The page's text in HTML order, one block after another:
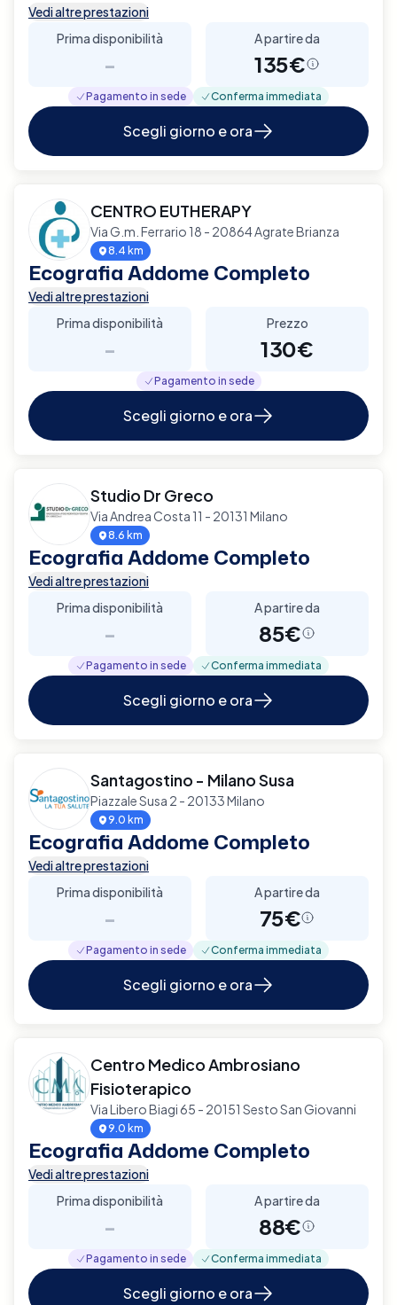
Vedi altre prestazioni
Prima disponibilità
-
A partire da
135€
Pagamento in sede Conferma immediata
Scegli giorno e ora
CENTRO EUTHERAPY
Via G.m. Ferrario 18 - 20864 Agrate Brianza
8.4 km
Ecografia Addome Completo
Vedi altre prestazioni
Prima disponibilità
-
Prezzo
130€
Pagamento in sede
Scegli giorno e ora
Studio Dr Greco
Via Andrea Costa 11 - 20131 Milano
8.6 km
Ecografia Addome Completo
Vedi altre prestazioni
Prima disponibilità
-
A partire da
85€
Pagamento in sede Conferma immediata
Scegli giorno e ora
Santagostino - Milano Susa
Piazzale Susa 2 - 20133 Milano
9.0 km
Ecografia Addome Completo
Vedi altre prestazioni
Prima disponibilità
-
A partire da
75€
Pagamento in sede Conferma immediata
Scegli giorno e ora
Centro Medico Ambrosiano
Fisioterapico
Via Libero Biagi 65 - 20151 Sesto San Giovanni
9.0 km
Ecografia Addome Completo
Vedi altre prestazioni
Prima disponibilità
-
A partire da
88€
Pagamento in sede Conferma immediata
Scegli giorno e ora